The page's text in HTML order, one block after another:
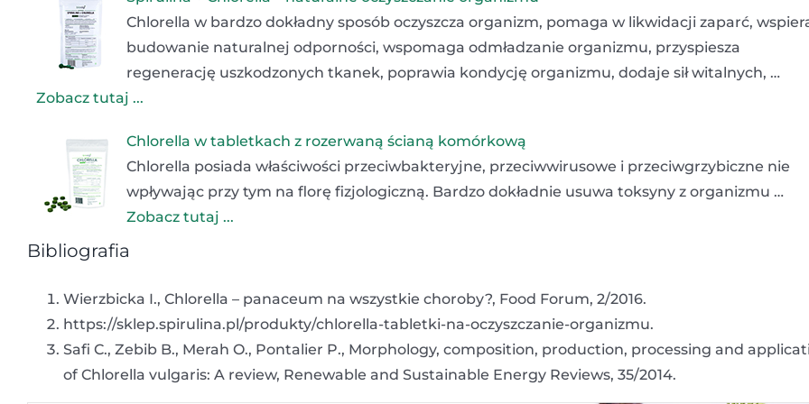
Chlorella w bardzo dokładny sposób oczyszcza organizm, pomaga w likwidacji zaparć,
budowanie naturalnej odporności, wspomaga odmładzanie organizmu, przyspiesza
regenerację uszkodzonych tkanek, poprawia kondycję organizmu, dodaje sił witalnych, …
Zobacz tutaj ...
Chlorella w tabletkach z rozerwaną ścianą komórkową
Chlorella posiada właściwości przeciwbakteryjne, przeciwwirusowe i przeciwgrzybiczne nie
wpływając przy tym na florę fizjologiczną. Bardzo dokładnie usuwa toksyny z organizmu …
Zobacz tutaj ...
Bibliografia
Wierzbicka I., Chlorella – panaceum na wszystkie choroby?, Food Forum, 2/2016.
https://sklep.spirulina.pl/produkty/chlorella-tabletki-na-oczyszczanie-organizmu.
Safi C., Zebib B., Merah O., Pontalier P., Morphology, composition, production, processing and
of Chlorella vulgaris: A review, Renewable and Sustainable Energy Reviews, 35/2014.